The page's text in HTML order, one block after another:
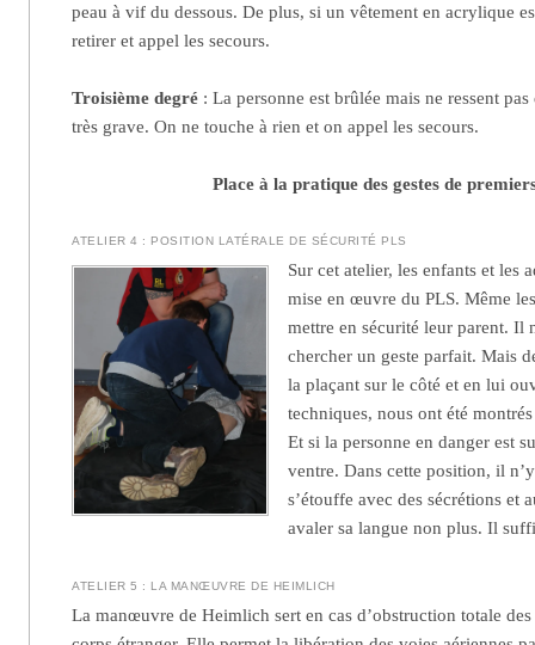
peau à vif du dessous. De plus, si un vêtement en acrylique
retirer et appel les secours.
Troisième degré : La personne est brûlée mais ne ressent
très grave. On ne touche à rien et on appel les secours.
Place à la pratique des gestes de
ATELIER 4 : POSITION LATÉRALE DE SÉCURITÉ PLS
Sur cet atelier, les enfants et les
mise en œuvre du PLS. Même
mettre en sécurité leur parent. Il
chercher un geste parfait. Mais
la plaçant sur le côté et en lui
techniques, nous ont été
Et si la personne en danger est
ventre. Dans cette position, il
s’étouffe avec des sécrétions et
avaler sa langue non plus. Il
ATELIER 5 : L A MANŒUVRE DE HEIMLICH
La manœuvre de Heimlich sert en cas d’obstruction totale